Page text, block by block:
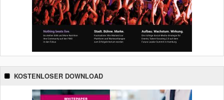
KOSTENLOSER DOWNLOAD